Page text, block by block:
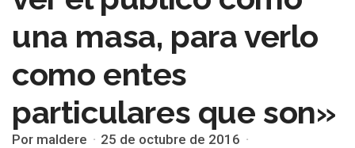
una masa, para verlo
como entes
particulares que son»
Por maldere 25 de octubre de 2016